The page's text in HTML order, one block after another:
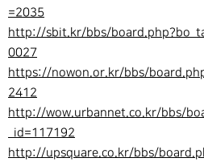
=2035
http://sbit.kr/bbs/
0027
https://nowon.or.kr/bbs/
2412
http://wow.urbannet.co.kr/bbs/
_id=117192
http://upsquare.co.kr/bbs/